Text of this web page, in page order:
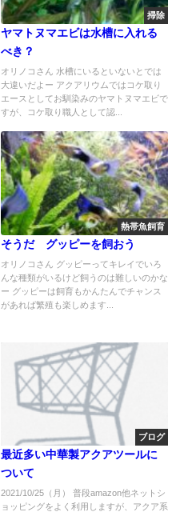
掃除
ヤマトヌマエビは水槽に入れる
べき？
オリノコさん 水槽にいるといないとでは
大違いだよー アクアリウムではコケ取り
エースとしてお馴染みのヤマトヌマエビで
すが、コケ取り職人として認...
熱帯魚飼育
そうだ グッピーを飼おう
オリノコさん グッピーってキレイでいろ
んな種類がいるけど飼うのは難しいのかな
ー グッピーは飼育もかんたんでチャンス
があれば繁殖も楽しめます...
ブログ
最近多い中華製アクアツールに
ついて
2021/10/25（月） 普段amazon他ネットシ
ョッピングをよく利用しますが、アクア系